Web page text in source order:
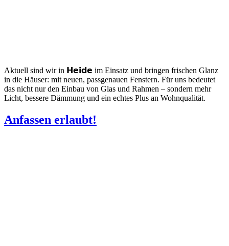
Aktuell sind wir in 𝗛𝗲𝗶𝗱𝗲 im Einsatz und bringen frischen Glanz
in die Häuser: mit neuen, passgenauen Fenstern. Für uns bedeutet
das nicht nur den Einbau von Glas und Rahmen – sondern mehr
Licht, bessere Dämmung und ein echtes Plus an Wohnqualität.
Anfassen erlaubt!